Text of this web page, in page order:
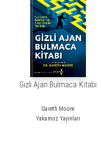
Gizli Ajan Bulmaca Kitabı
Gareth Moore
Yakamoz Yayınları